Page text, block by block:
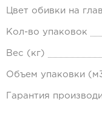
Цвет обивки на
Кол-во упаковок
Вес (кг)
Объем упаковки
Гарантия